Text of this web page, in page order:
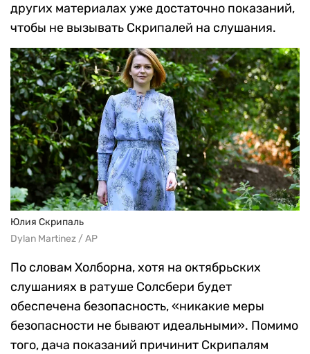
других материалах уже достаточно показаний,
чтобы не вызывать Скрипалей на слушания.
Юлия Скрипаль
Dylan Martinez / AP
По словам Холборна, хотя на октябрьских
слушаниях в ратуше Солсбери будет
обеспечена безопасность, «никакие меры
безопасности не бывают идеальными». Помимо
того, дача показаний причинит Скрипалям